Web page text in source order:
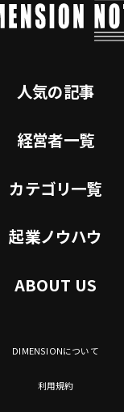
人気の記事
経営者一覧
カテゴリ一覧
起業ノウハウ
ABOUT US
DIMENSIONについて
利用規約